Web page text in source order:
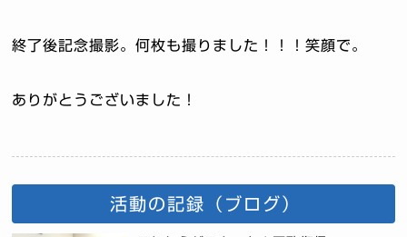
終了後記念撮影。何枚も撮りました！！！笑顔で。
ありがとうございました！
活動の記録（ブログ）